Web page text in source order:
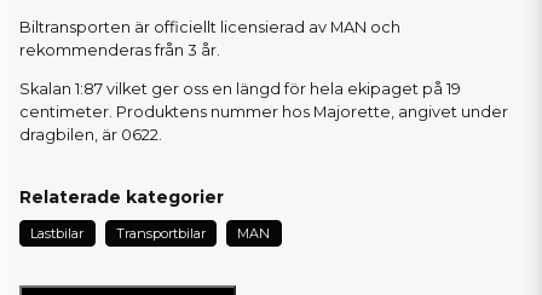
Biltransporten är officiellt licensierad av MAN och
rekommenderas från 3 år.
Skalan 1:87 vilket ger oss en längd för hela ekipaget på 19
centimeter. Produktens nummer hos Majorette, angivet under
dragbilen, är 0622.
Relaterade kategorier
Lastbilar Transportbilar MAN